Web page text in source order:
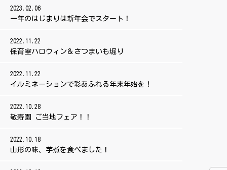
2023.02.06
一年のはじまりは新年会でスタート！
2022.11.22
保育室ハロウィン＆さつまいも堀り
2022.11.22
イルミネーションで彩あふれる年末年始を！
2022.10.28
敬寿園 ご当地フェア！！
2022.10.18
山形の味、芋煮を食べました！